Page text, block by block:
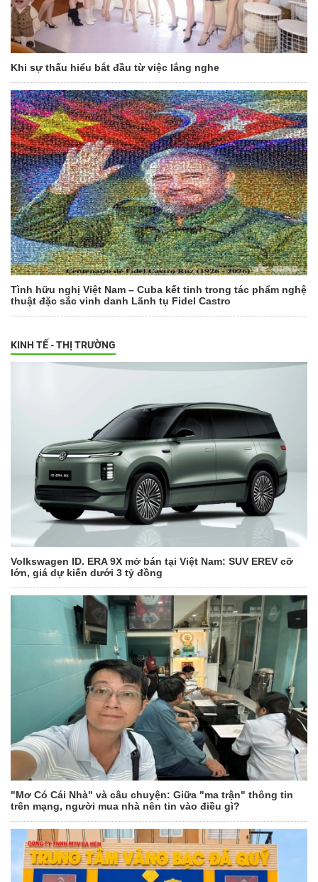
Khi sự thấu hiểu bắt đầu từ việc lắng nghe
Tình hữu nghị Việt Nam – Cuba kết tinh trong tác phẩm nghệ
thuật đặc sắc vinh danh Lãnh tụ Fidel Castro
KINH TẾ - THỊ TRƯỜNG
Volkswagen ID. ERA 9X mở bán tại Việt Nam: SUV EREV cỡ
lớn, giá dự kiến dưới 3 tỷ đồng
"Mơ Có Cái Nhà" và câu chuyện: Giữa "ma trận" thông tin
trên mạng, người mua nhà nên tin vào điều gì?